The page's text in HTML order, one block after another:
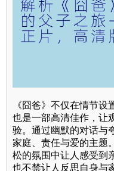
《囧爸》不仅在情节
也是一部高清佳作，让
验。通过幽默的对话与
家庭、责任与爱的主题
松的氛围中让人感受到
也不禁让人反思自身与